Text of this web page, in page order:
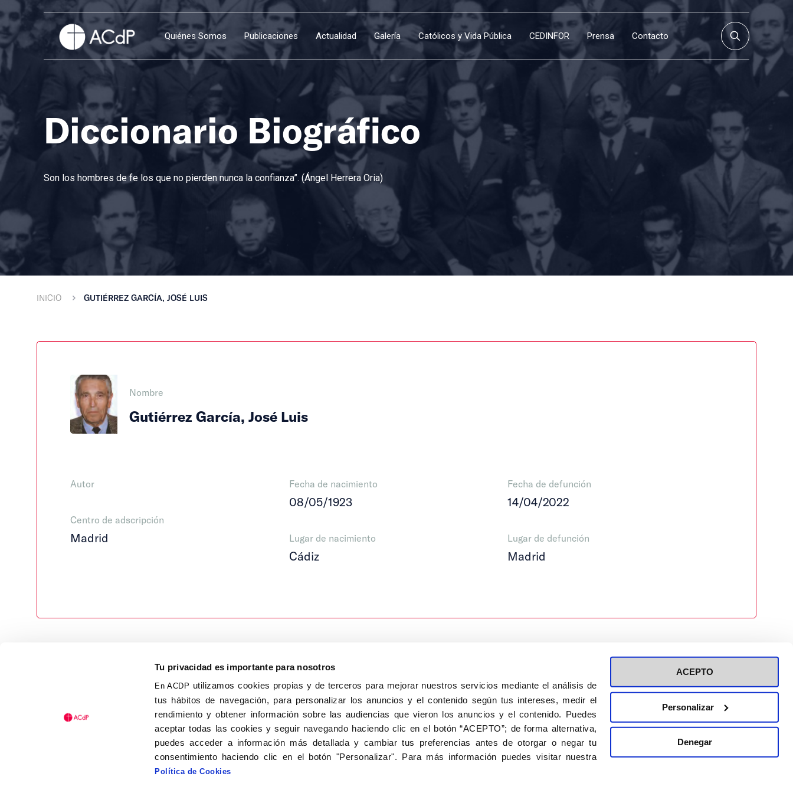
Tu privacidad es importante para nosotros
En ACDP utilizamos cookies propias y de terceros para mejorar nuestros servicios mediante el análisis de
tus hábitos de navegación, para personalizar los anuncios y el contenido según tus intereses, medir el
rendimiento y obtener información sobre las audiencias que vieron los anuncios y el contenido. Puedes
aceptar todas las cookies y seguir navegando haciendo clic en el botón “ACEPTO”; de forma alternativa,
puedes acceder a información más detallada y cambiar tus preferencias antes de otorgar o negar tu
consentimiento haciendo clic en el botón "Personalizar". Para más información puedes visitar nuestra
Política de Cookies
ACEPTO
Personalizar
Denegar
Quiénes Somos Publicaciones Actualidad Galería Católicos y Vida Pública CEDINFOR Prensa Contacto
Diccionario Biográfico
Son los hombres de fe los que no pierden nunca la confianza”. (Ángel Herrera Oria)
INICIO GUTIÉRREZ GARCÍA, JOSÉ LUIS
Nombre
Gutiérrez García, José Luis
Autor
Centro de adscripción
Madrid
Fecha de nacimiento
08/05/1923
Lugar de nacimiento
Cádiz
Fecha de defunción
14/04/2022
Lugar de defunción
Madrid
Calle Isaac Peral, 58 C.P.: 28040, Madrid
Tel (+34) 91 456 63 27
Fax: (+34) 91 535 19 98
acdp@acdp.es
Aviso Legal Inscripción a eventos
Política de privacidad de RRSS
Política de cookies